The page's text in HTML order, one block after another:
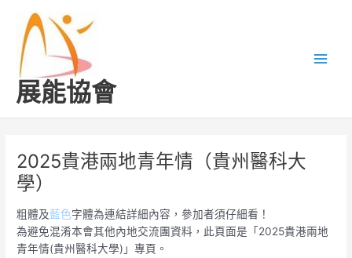
展能協會
2025貴港兩地青年情（貴州醫科大
學）
粗體及藍色字體為連結詳細內容，參加者須仔細看！
為避免混淆本會其他內地交流團資料，此頁面是「2025貴港兩地
青年情(貴州醫科大學)」專頁。